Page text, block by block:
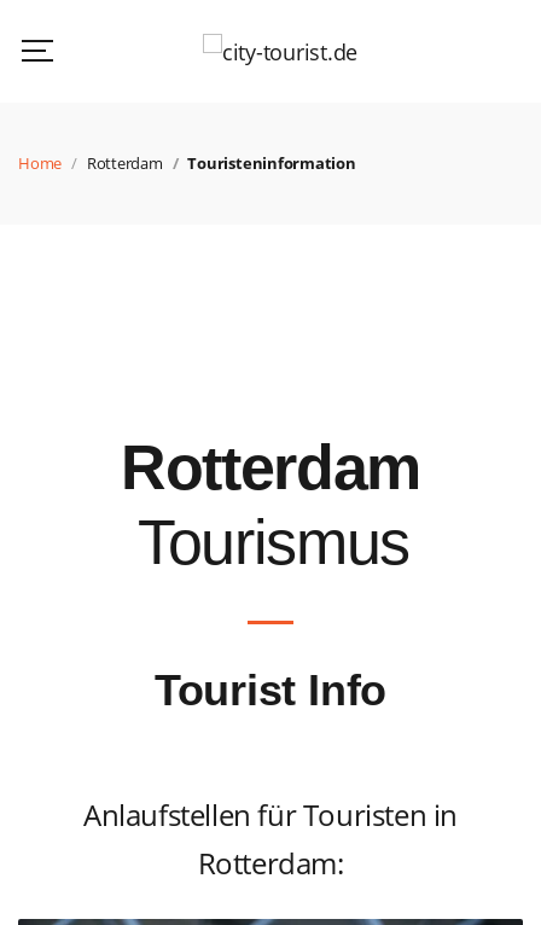
Home Rotterdam Touristeninformation
Rotterdam
Tourismus
Tourist Info
Anlaufstellen für Touristen in
Rotterdam: